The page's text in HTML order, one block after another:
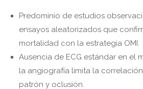
Predominio de estudios
ensayos aleatorizados que
mortalidad con la estrategia OMI.
Ausencia de ECG estándar en el
la angiografía limita la
patrón y oclusión.